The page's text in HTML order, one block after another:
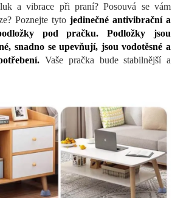
a vibrace při praní? Posouvá se vám
Poznejte tyto jedinečné antivibrační a
pod pračku. Podložky jsou
snadno se upevňují, jsou vodotěsné a
Vaše pračka bude stabilnější a